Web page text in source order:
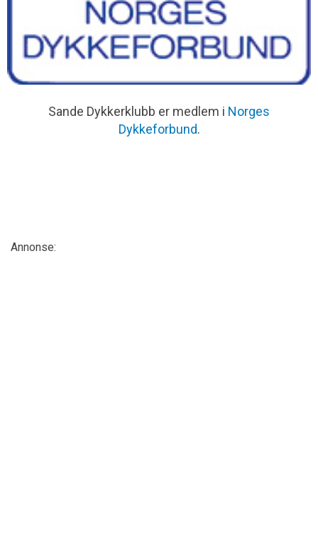
Sande Dykkerklubb er medlem i Norges
Dykkeforbund.
Annonse: